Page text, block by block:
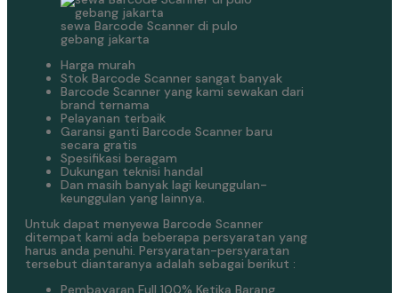
sewa Barcode Scanner di pulo
gebang jakarta
Harga murah
Stok Barcode Scanner sangat banyak
Barcode Scanner yang kami sewakan dari
brand ternama
Pelayanan terbaik
Garansi ganti Barcode Scanner baru
secara gratis
Spesifikasi beragam
Dukungan teknisi handal
Dan masih banyak lagi keunggulan-
keunggulan yang lainnya.
Untuk dapat menyewa Barcode Scanner
ditempat kami ada beberapa persyaratan yang
harus anda penuhi. Persyaratan-persyaratan
tersebut diantaranya adalah sebagai berikut :
Pembayaran Full 100% Ketika Barang